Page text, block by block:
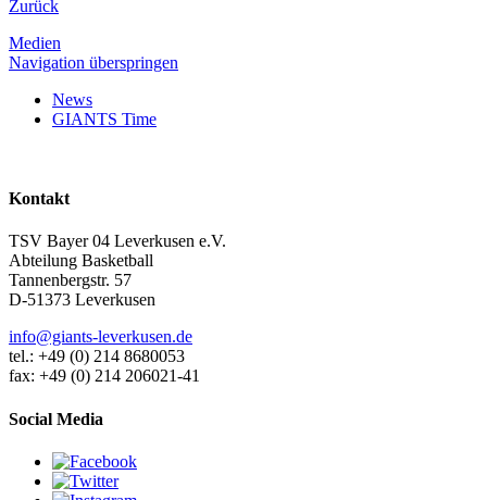
Zurück
Medien
Navigation überspringen
News
GIANTS Time
Kontakt
TSV Bayer 04 Leverkusen e.V.
Abteilung Basketball
Tannenbergstr. 57
D-51373 Leverkusen
info@giants-leverkusen.de
tel.: +49 (0) 214 8680053
fax: +49 (0) 214 206021-41
Social Media